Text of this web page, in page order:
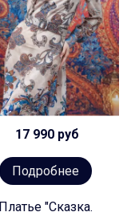
17 990 руб
Подробнее
Платье "Сказка.